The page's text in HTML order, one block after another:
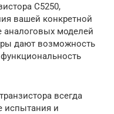
С5250,
вашей конкретной
моделей
дают возможность
всегда
испытания и